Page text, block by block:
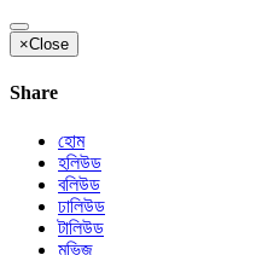
×Close
Share
হোম
হলিউড
বলিউড
ঢালিউড
টালিউড
মুভিজ